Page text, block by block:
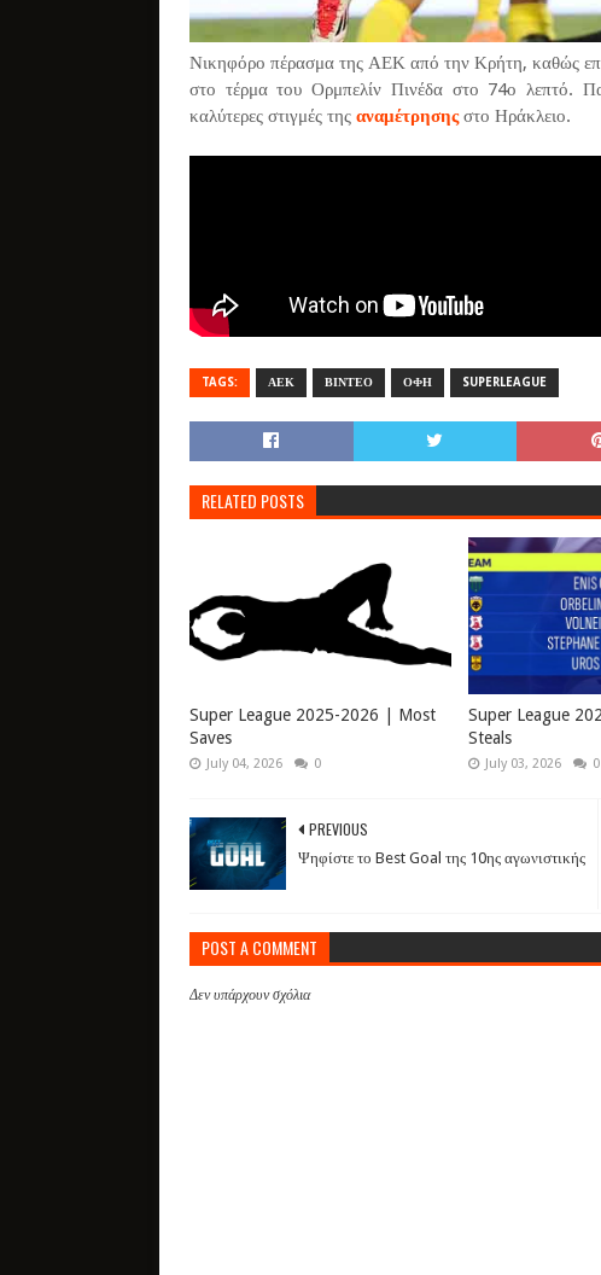
Νικηφόρο πέρασμα της ΑΕΚ από την Κρήτη, καθώς
στο τέρμα του Ορμπελίν Πινέδα στο 74ο λεπτό.
καλύτερες στιγμές της αναμέτρησηςστο Ηράκλειο.
TAGS: ΑΕΚ ΒΙΝΤΕΟ ΟΦΗ SUPERLEAGUE
RELATED POSTS
Super League 2025-2026 | Most
Saves
July 04, 2026 0
Super League
Steals
July 03, 2026 0
PREVIOUS
Ψηφίστε το Best Goal της 10ης αγωνιστικής
POST A COMMENT
Δεν υπάρχουν σχόλια